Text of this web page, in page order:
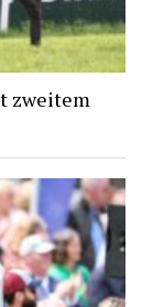
zweitem